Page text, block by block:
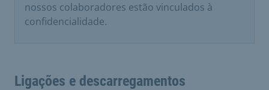
nossos colaboradores estão vinculados à
confidencialidade.
Ligações e descarregamentos